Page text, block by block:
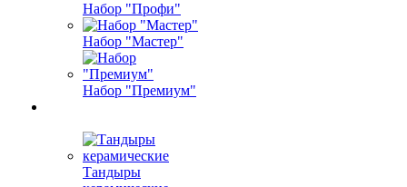
Набор "Профи"
Набор "Мастер"
Набор "Премиум"
Тандыры